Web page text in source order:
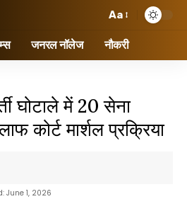
Aa
जनरल नॉलेज नौकरी
घोटाले में 20 सेना
कोर्ट मार्शल प्रक्रिया
June 1, 2026